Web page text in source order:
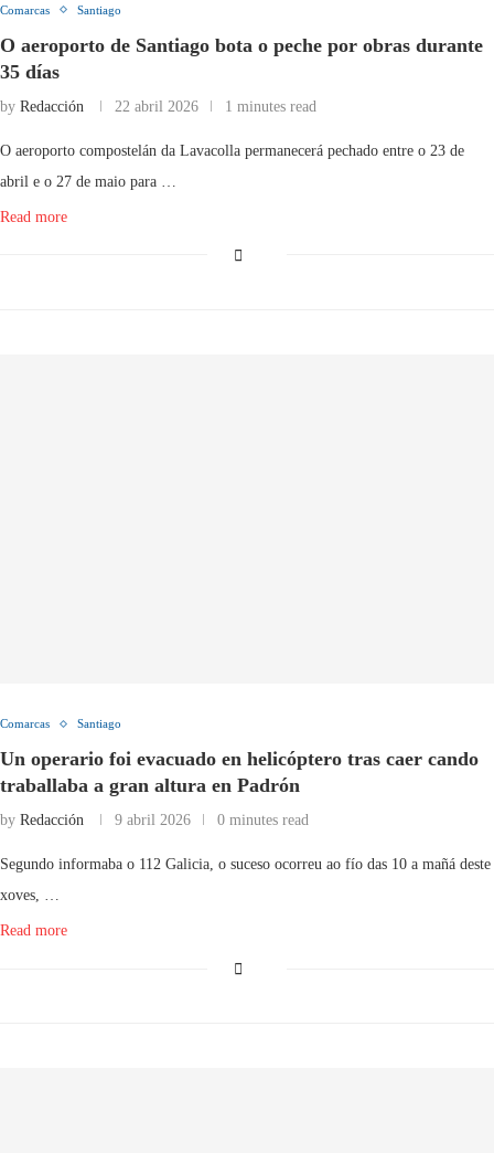
Comarcas Santiago
O aeroporto de Santiago bota o peche por obras durante
35 días
by Redacción 22 abril 2026 1 minutes read
O aeroporto compostelán da Lavacolla permanecerá pechado entre o 23 de
abril e o 27 de maio para …
Read more
Comarcas Santiago
Un operario foi evacuado en helicóptero tras caer cando
traballaba a gran altura en Padrón
by Redacción 9 abril 2026 0 minutes read
Segundo informaba o 112 Galicia, o suceso ocorreu ao fío das 10 a mañá deste
xoves, …
Read more